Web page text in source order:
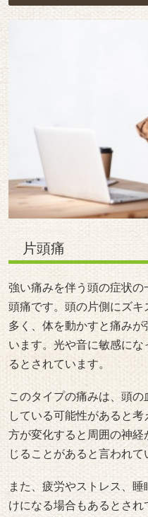
片頭痛
強い痛みを伴う頭の症状
頭痛です。頭の片側にズ
多く、体を動かすと痛み
います。光や音に敏感に
るとされています。
このタイプの痛みは、頭
している可能性があると
方が変化すると周囲の神
じることがあると言われて
また、疲労やストレス、
けになる場合もあるとさ